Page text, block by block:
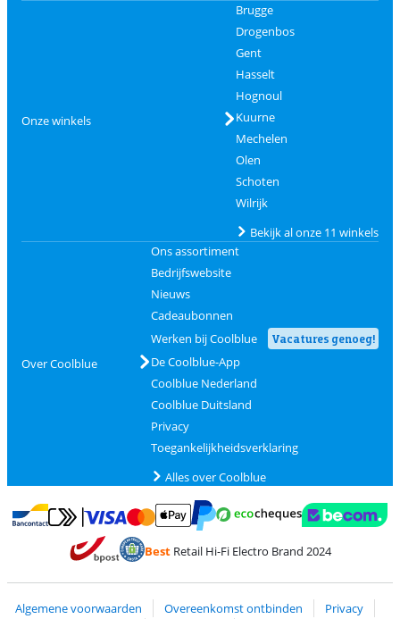
Onze winkels
Brugge
Drogenbos
Gent
Hasselt
Hognoul
Kuurne
Mechelen
Olen
Schoten
Wilrijk
Bekijk al onze 11 winkels
Over Coolblue
Ons assortiment
Bedrijfswebsite
Nieuws
Cadeaubonnen
Werken bij Coolblue
Vacatures genoeg!
De Coolblue-App
Coolblue Nederland
Coolblue Duitsland
Privacy
Toegankelijkheidsverklaring
Alles over Coolblue
Betalen met Bancontact
Betalen met MasterCard en Visa via ClickToPay
Betalen met PayPal
BestRetail Hi-Fi Electro Brand 2024
Algemene voorwaarden Overeenkomst ontbinden Privacy